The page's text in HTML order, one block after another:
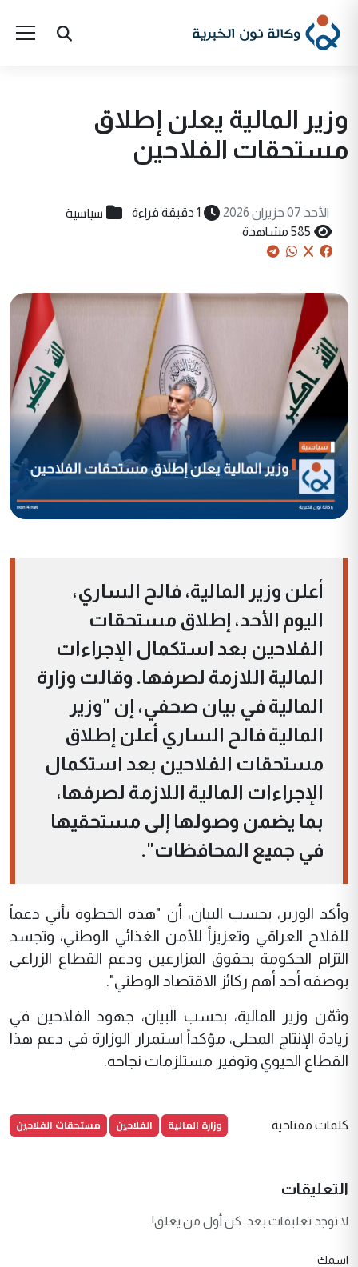
وزير المالية يعلن إطلاق
مستحقات الفلاحين
الأحد 07 حزيران 2026 1 دقيقة قراءة سياسية
585 مشاهدة
أعلن وزير المالية، فالح الساري،
اليوم الأحد، إطلاق مستحقات
الفلاحين بعد استكمال الإجراءات
المالية اللازمة لصرفها. وقالت وزارة
المالية في بيان صحفي، إن "وزير
المالية فالح الساري أعلن إطلاق
مستحقات الفلاحين بعد استكمال
الإجراءات المالية اللازمة لصرفها،
بما يضمن وصولها إلى مستحقيها
في جميع المحافظات".
وأكد الوزير، بحسب البيان، أن "هذه الخطوة تأتي دعماً
للفلاح العراقي وتعزيزاً للأمن الغذائي الوطني، وتجسد
التزام الحكومة بحقوق المزارعين ودعم القطاع الزراعي
بوصفه أحد أهم ركائز الاقتصاد الوطني".
وثمّن وزير المالية، بحسب البيان، جهود الفلاحين في
زيادة الإنتاج المحلي، مؤكداً استمرار الوزارة في دعم هذا
القطاع الحيوي وتوفير مستلزمات نجاحه.
كلمات مفتاحية وزارة المالية الفلاحين مستحقات الفلاحين
التعليقات
لا توجد تعليقات بعد. كن أول من يعلق!
اسمك